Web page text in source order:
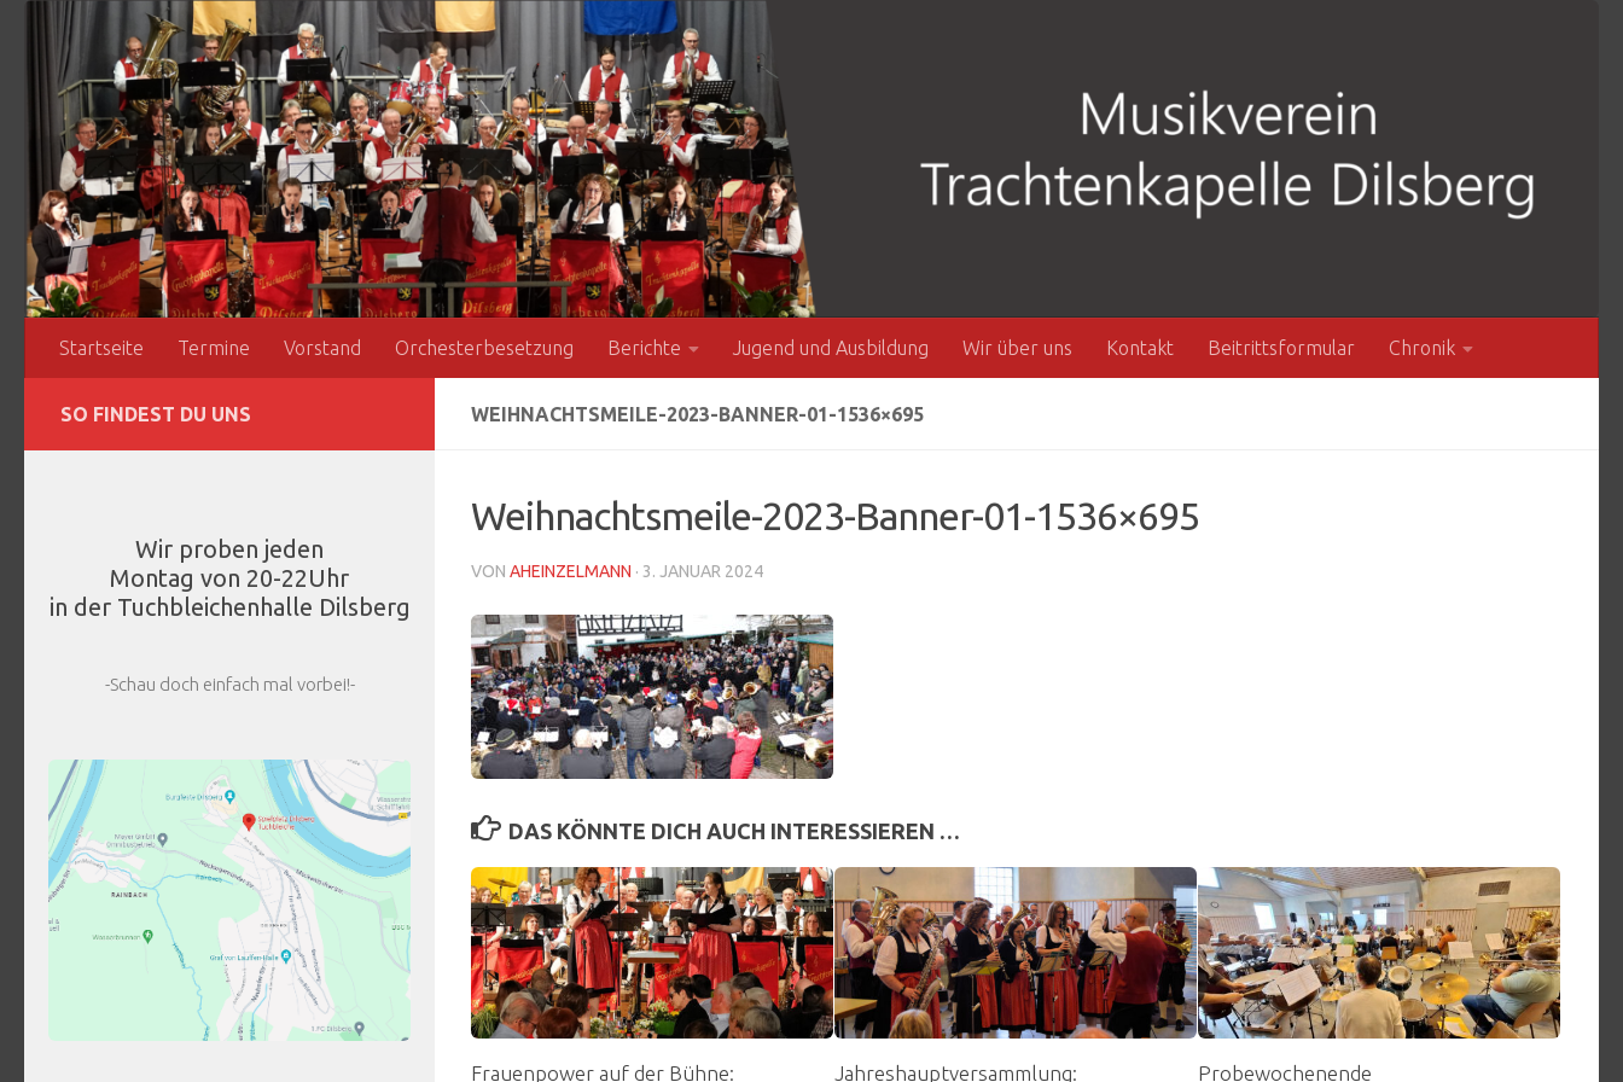
Zum Inhalt springen
Startseite Termine Vorstand Orchesterbesetzung Berichte Jugend und Ausbildung Wir über uns Kontakt Beitrittsformular Chronik
WEIHNACHTSMEILE-2023-BANNER-01-1536×695
Weihnachtsmeile-2023-Banner-01-1536×695
VON AHEINZELMANN · 3. JANUAR 2024
DAS KÖNNTE DICH AUCH INTERESSIEREN …
Frauenpower auf der Bühne:
Jahreshauptversammlung:
Probewochenende
SO FINDEST DU UNS
Wir proben jeden
Montag von 20-22Uhr
in der Tuchbleichenhalle Dilsberg
-Schau doch einfach mal vorbei!-